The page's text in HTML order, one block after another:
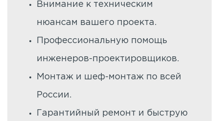
Внимание к техническим
нюансам вашего проекта.
Профессиональную помощь
инженеров-проектировщиков.
Монтаж и шеф-монтаж по всей
России.
Гарантийный ремонт и быструю